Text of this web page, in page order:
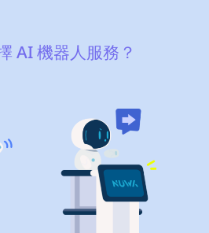
AI 機器人服務？